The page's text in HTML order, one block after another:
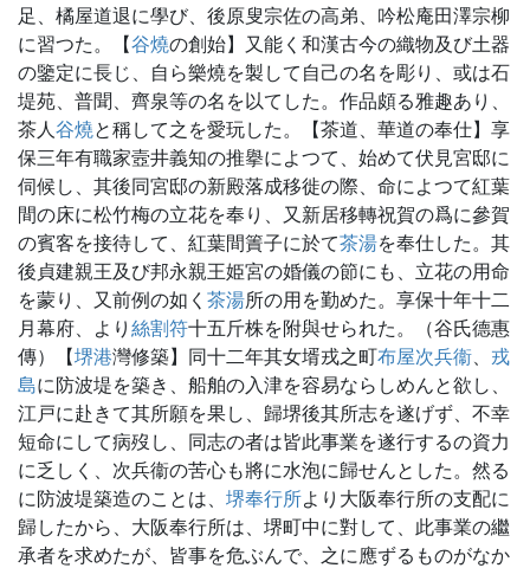
足、橘屋道退に學び、後原叟宗佐の高弟、吟松庵田澤宗柳
に習つた。【谷燒の創始】又能く和漢古今の織物及び土器
の鑒定に長じ、自ら樂燒を製して自己の名を彫り、或は石
堤苑、普聞、齊泉等の名を以てした。作品頗る雅趣あり、
茶人谷燒と稱して之を愛玩した。【茶道、華道の奉仕】享
保三年有職家壼井義知の推擧によつて、始めて伏見宮邸に
伺候し、其後同宮邸の新殿落成移徙の際、命によつて紅葉
間の床に松竹梅の立花を奉り、又新居移轉祝賀の爲に參賀
の賓客を接待して、紅葉間簀子に於て茶湯を奉仕した。其
後貞建親王及び邦永親王姫宮の婚儀の節にも、立花の用命
を蒙り、又前例の如く 茶湯所の用を勤めた。享保十年十二
月幕府、より 絲割符十五斤株を附與せられた。（谷氏德惠
傳）【堺港灣修築】同十二年其女壻戎之町布屋次兵衞、 戎
島に防波堤を築き、船舶の入津を容易ならしめんと欲し、
江戸に赴きて其所願を果し、歸堺後其所志を遂げず、不幸
短命にして病歿し、同志の者は皆此事業を遂行するの資力
に乏しく、次兵衞の苦心も將に水泡に歸せんとした。然る
に防波堤築造のことは、 堺奉行所より大阪奉行所の支配に
歸したから、大阪奉行所は、堺町中に對して、此事業の繼
承者を求めたが、皆事を危ぶんで、之に應ずるものがなか